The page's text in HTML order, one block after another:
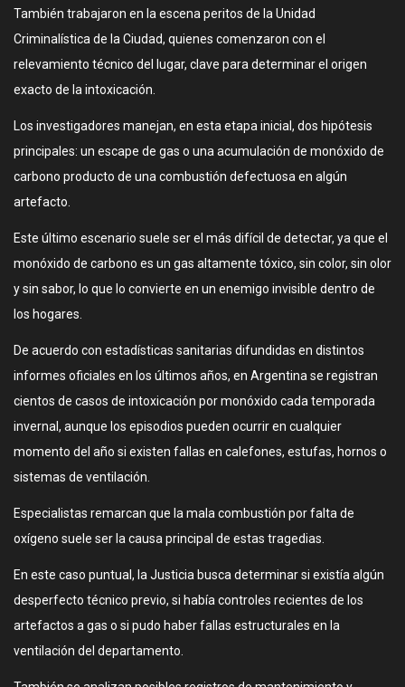
También trabajaron en la escena peritos de la Unidad
Criminalística de la Ciudad, quienes comenzaron con el
relevamiento técnico del lugar, clave para determinar el origen
exacto de la intoxicación.
Los investigadores manejan, en esta etapa inicial, dos hipótesis
principales: un escape de gas o una acumulación de monóxido de
carbono producto de una combustión defectuosa en algún
artefacto.
Este último escenario suele ser el más difícil de detectar, ya que el
monóxido de carbono es un gas altamente tóxico, sin color, sin olor
y sin sabor, lo que lo convierte en un enemigo invisible dentro de
los hogares.
De acuerdo con estadísticas sanitarias difundidas en distintos
informes oficiales en los últimos años, en Argentina se registran
cientos de casos de intoxicación por monóxido cada temporada
invernal, aunque los episodios pueden ocurrir en cualquier
momento del año si existen fallas en calefones, estufas, hornos o
sistemas de ventilación.
Especialistas remarcan que la mala combustión por falta de
oxígeno suele ser la causa principal de estas tragedias.
En este caso puntual, la Justicia busca determinar si existía algún
desperfecto técnico previo, si había controles recientes de los
artefactos a gas o si pudo haber fallas estructurales en la
ventilación del departamento.